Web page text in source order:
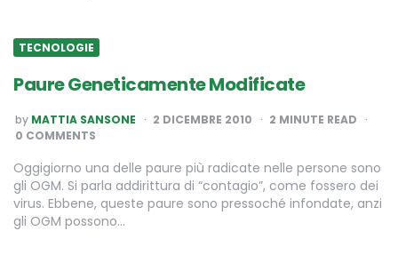
TECNOLOGIE
Paure Geneticamente Modificate
POSTED
BY
by MATTIA SANSONE 2 DICEMBRE 2010 2 MINUTE READ
0 COMMENTS
Oggigiorno una delle paure più radicate nelle persone sono
gli OGM. Si parla addirittura di “contagio”, come fossero dei
virus. Ebbene, queste paure sono pressoché infondate, anzi
gli OGM possono…